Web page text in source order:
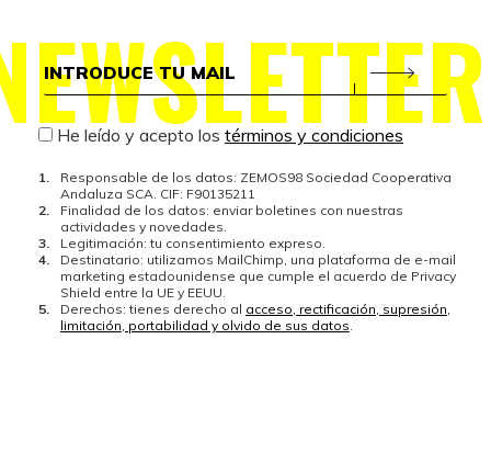
He leído y acepto los términos y condiciones
Responsable de los datos: ZEMOS98 Sociedad Cooperativa
Andaluza SCA. CIF: F90135211
Finalidad de los datos: enviar boletines con nuestras
actividades y novedades.
Legitimación: tu consentimiento expreso.
Destinatario: utilizamos MailChimp, una plataforma de e-mail
marketing estadounidense que cumple el acuerdo de Privacy
Shield entre la UE y EEUU.
Derechos: tienes derecho al acceso, rectificación, supresión,
limitación, portabilidad y olvido de sus datos